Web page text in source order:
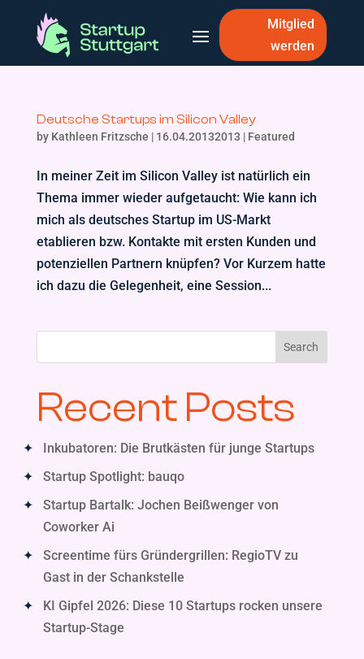
Mitglied
werden
Deutsche Startups im Silicon Valley
by Kathleen Fritzsche | 16.04.20132013 | Featured
In meiner Zeit im Silicon Valley ist natürlich ein
Thema immer wieder aufgetaucht: Wie kann ich
mich als deutsches Startup im US-Markt
etablieren bzw. Kontakte mit ersten Kunden und
potenziellen Partnern knüpfen? Vor Kurzem hatte
ich dazu die Gelegenheit, eine Session...
Search
Recent Posts
Inkubatoren: Die Brutkästen für junge Startups
Startup Spotlight: bauqo
Startup Bartalk: Jochen Beißwenger von
Coworker Ai
Screentime fürs Gründergrillen: RegioTV zu
Gast in der Schankstelle
KI Gipfel 2026: Diese 10 Startups rocken unsere
Startup-Stage